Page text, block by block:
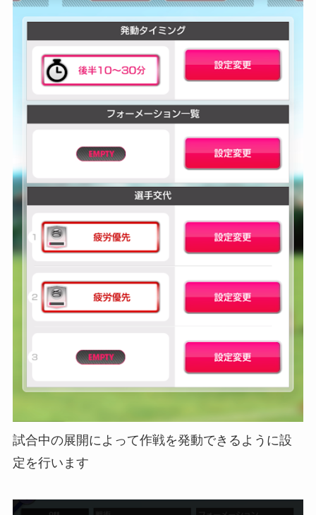
試合中の展開によって作戦を発動できるように設
定を行います